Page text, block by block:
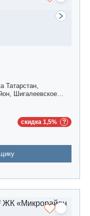
Татарстан,
Шигалеевское
«Усадьба
скидка 1,5%